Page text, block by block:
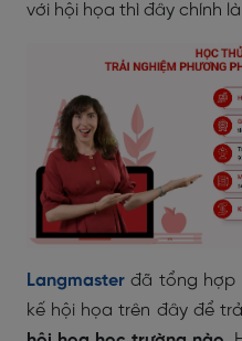
với hội họa thì đây chính
Langmaster đã tổng hợp
kế hội họa trên đây để